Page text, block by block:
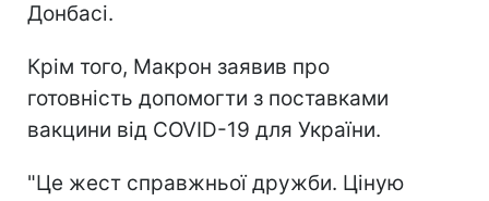
Донбасі.
Крім того, Макрон заявив про
готовність допомогти з поставками
вакцини від COVID-19 для України.
"Це жест справжньої дружби. Ціную